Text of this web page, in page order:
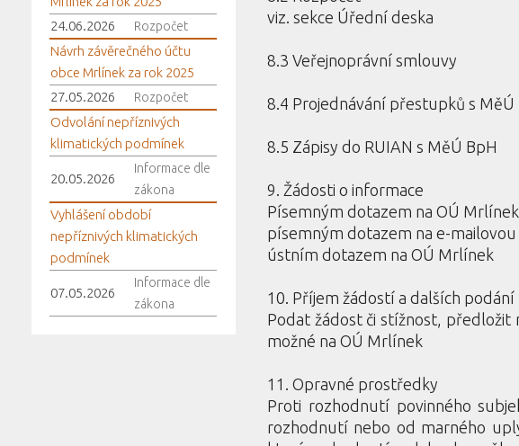
viz. sekce Úřední deska
8.3 Veřejnoprávní smlouvy
8.4 Projednávání přestupků s MěÚ
8.5 Zápisy do RUIAN s MěÚ BpH
9. Žádosti o informace
Písemným dotazem na OÚ Mrlínek
písemným dotazem na e-
ústním dotazem na OÚ Mrlínek
10. Příjem žádostí a dalších podání
Podat žádost či stížnost,
možné na OÚ Mrlínek
11. Opravné prostředky
Proti rozhodnutí povinného
rozhodnutí nebo od marného
24.06.2026
Rozpočet
Návrh závěrečného účtu
obce Mrlínek za rok 2025
27.05.2026
Rozpočet
Odvolání nepříznivých
klimatických podmínek
20.05.2026
Informace dle
zákona
Vyhlášení období
nepříznivých klimatických
podmínek
07.05.2026
Informace dle
zákona